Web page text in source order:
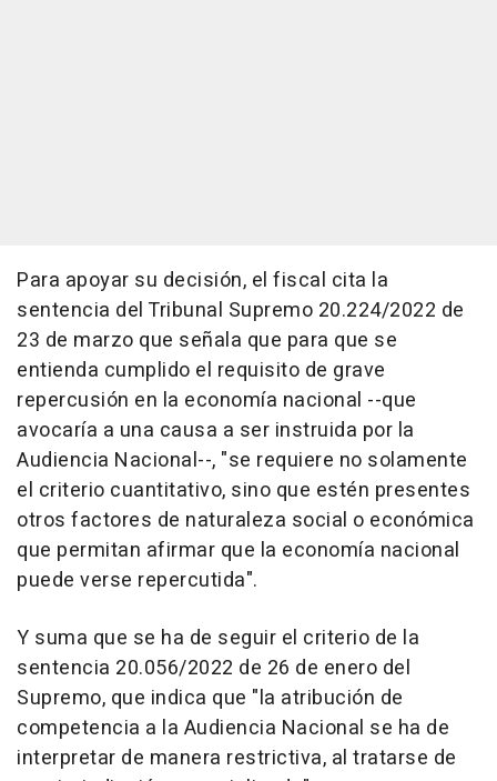
Para apoyar su decisión, el fiscal cita la
sentencia del Tribunal Supremo 20.224/2022 de
23 de marzo que señala que para que se
entienda cumplido el requisito de grave
repercusión en la economía nacional --que
avocaría a una causa a ser instruida por la
Audiencia Nacional--, "se requiere no solamente
el criterio cuantitativo, sino que estén presentes
otros factores de naturaleza social o económica
que permitan afirmar que la economía nacional
puede verse repercutida".
Y suma que se ha de seguir el criterio de la
sentencia 20.056/2022 de 26 de enero del
Supremo, que indica que "la atribución de
competencia a la Audiencia Nacional se ha de
interpretar de manera restrictiva, al tratarse de